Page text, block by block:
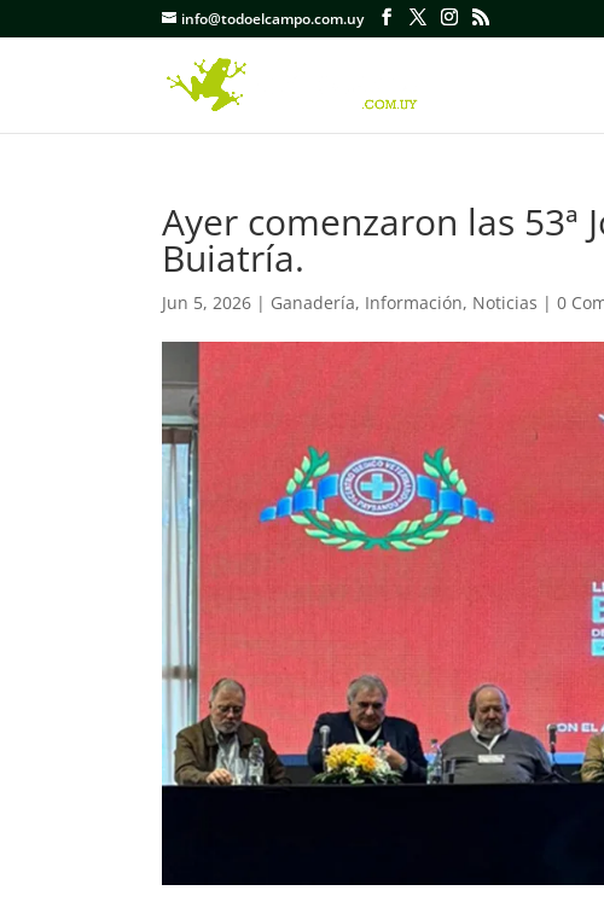
info@todoelcampo.com.uy
Ayer comenzaron las 53ª
Buiatría.
Jun 5, 2026 | Ganadería, Información, Noticias |0